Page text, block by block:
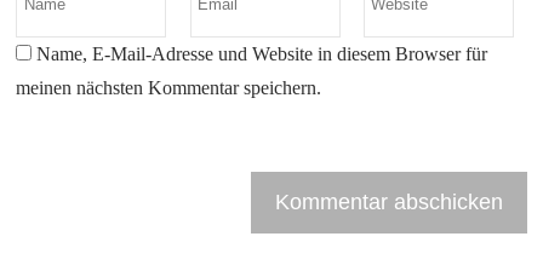
Name, E-Mail-Adresse und Website in diesem Browser für
meinen nächsten Kommentar speichern.